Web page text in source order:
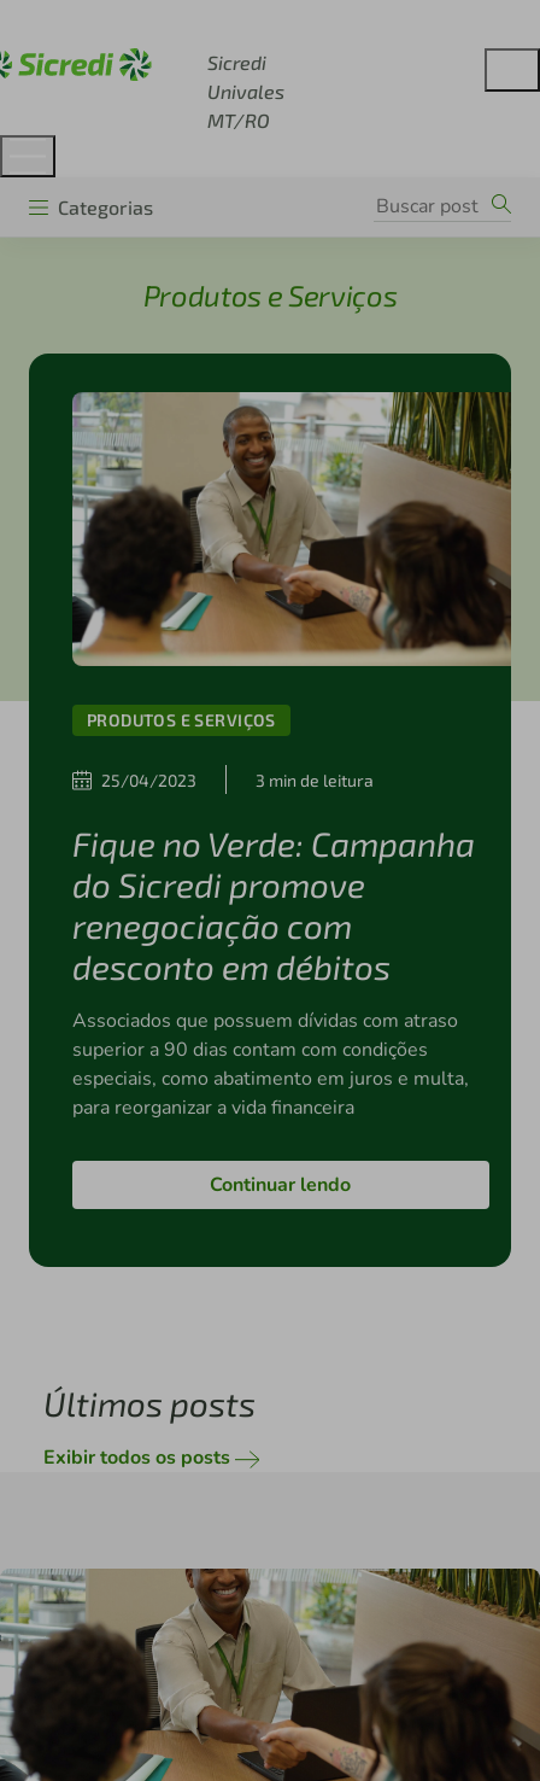
Sicredi
Univales
MT/RO
Categorias
Produtos e Serviços
PRODUTOS E SERVIÇOS
25/04/2023 3 min de leitura
Fique no Verde: Campanha
do Sicredi promove
renegociação com
desconto em débitos
Associados que possuem dívidas com atraso
superior a 90 dias contam com condições
especiais, como abatimento em juros e multa,
para reorganizar a vida financeira
Continuar lendo
Últimos posts
Exibir todos os posts